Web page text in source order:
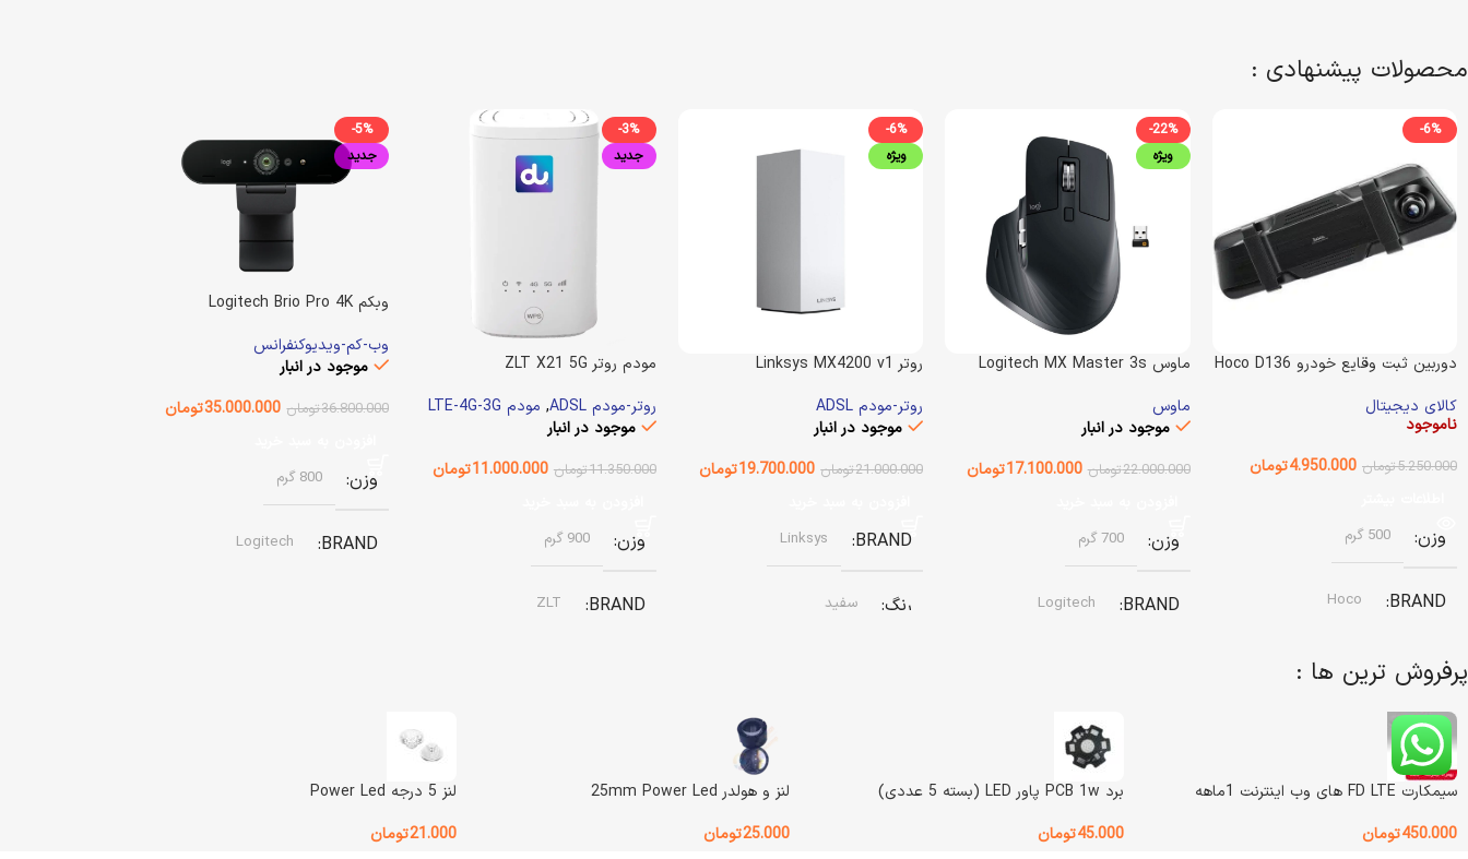
محصولات پیشنهادی :
-6%
دوربین ثبت وقایع خودرو Hoco D136
کالای دیجیتال
ناموجود
5.250.000تومان 4.950.000تومان
وزن 500 گرم
BRAND
Hoco
وضعیت کالا آکبند
نوع طراحی
قابل نصب روی آینه خودرو
اصالت کالا
-22%
ویژه
ماوس Logitech MX Master 3s
ماوس
موجود در انبار
22.000.000تومان 17.100.000تومان
وزن 700 گرم
BRAND
Logitech
باتری قابل شارژ داخلی
گرافیتی
آکبند
-6%
ویژه
روتر Linksys MX4200 v1
روتر-مودم ADSL
موجود در انبار
21.000.000تومان 19.700.000تومان
BRAND
Linksys
رنگ سفید
Lan / WiFi
اصالت کالا اصل
-3%
جدید
مودم روتر ZLT X21 5G
روتر-مودم ADSL
, مودم LTE-4G-3G
موجود در انبار
11.350.000تومان 11.000.000تومان
وزن 900 گرم
BRAND
ZLT
گارانتی
-5%
جدید
وبکم Logitech Brio Pro 4K
وب-کم-ویدیوکنفرانس
موجود در انبار
36.800.000تومان 35.000.000تومان
وزن 800 گرم
BRAND
Logitech
گارانتی
پرفروش ترین ها :
سیمکارت FD LTE های وب اینترنت 1ماهه
450.000تومان
برد PCB 1w پاور LED (بسته 5 عددی)
45.000تومان
لنز و هولدر 25mm Power Led
25.000تومان
لنز 5 درجه Power Led
21.000تومان